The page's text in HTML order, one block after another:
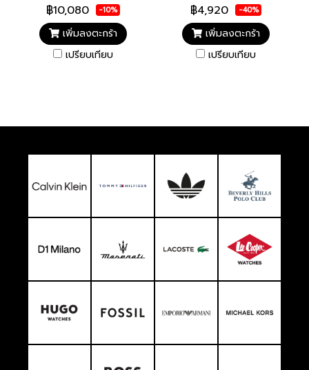
฿10,080 -10%
เพิ่มลงตะกร้า
เปรียบเทียบ
฿4,920 -40%
เพิ่มลงตะกร้า
เปรียบเทียบ